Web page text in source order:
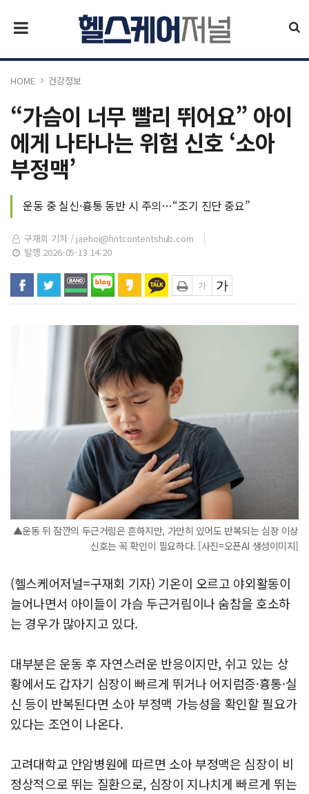
HOME 건강정보
“가슴이 너무 빨리 뛰어요” 아이
에게 나타나는 위험 신호 ‘소아
부정맥’
운동 중 실신·흉통 동반 시 주의…“조기 진단 중요”
구재회 기자 / jaehoi@hntcontentshub.com
발행 2026-05-13 14:20
▲운동 뒤 잠깐의 두근거림은 흔하지만, 가만히 있어도 반복되는 심장 이상
신호는 꼭 확인이 필요하다. [사진=오픈AI 생성이미지]
(헬스케어저널=구재회 기자) 기온이 오르고 야외활동이
늘어나면서 아이들이 가슴 두근거림이나 숨참을 호소하
는 경우가 많아지고 있다.
대부분은 운동 후 자연스러운 반응이지만, 쉬고 있는 상
황에서도 갑자기 심장이 빠르게 뛰거나 어지럼증·흉통·실
신 등이 반복된다면 소아 부정맥 가능성을 확인할 필요가
있다는 조언이 나온다.
고려대학교 안암병원에 따르면 소아 부정맥은 심장이 비
정상적으로 뛰는 질환으로, 심장이 지나치게 빠르게 뛰는